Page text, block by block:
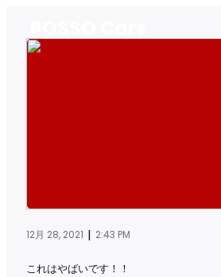
12月 28, 2021 | 2:43 PM
これはやばいです！！